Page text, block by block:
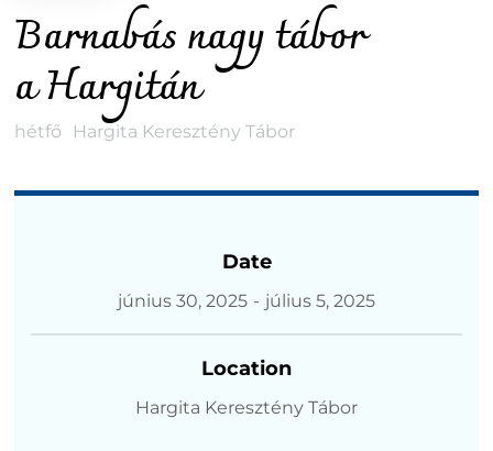
Barnabás nagy tábor
a Hargitán
hétfő Hargita Keresztény Tábor
Date
június 30, 2025 - július 5, 2025
Location
Hargita Keresztény Tábor